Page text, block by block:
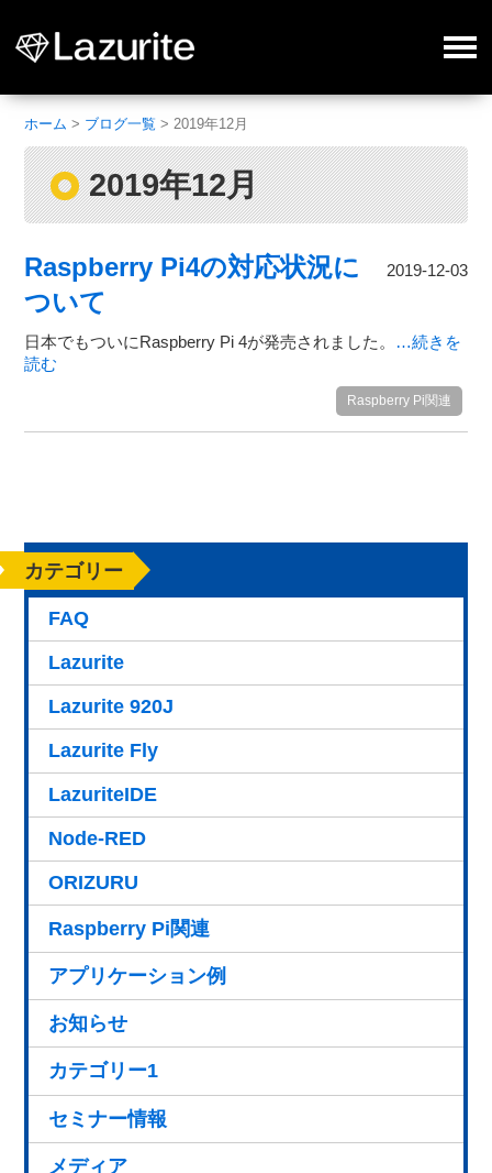
ホーム > ブログ一覧 >2019年12月
2019年12月
2019-12-03
Raspberry Pi4の対応状況に
ついて
日本でもついにRaspberry Pi 4が発売されました。 …続きを
読む
Raspberry Pi関連
カテゴリー
FAQ
Lazurite
Lazurite 920J
Lazurite Fly
LazuriteIDE
Node-RED
ORIZURU
Raspberry Pi関連
アプリケーション例
お知らせ
カテゴリー1
セミナー情報
メディア